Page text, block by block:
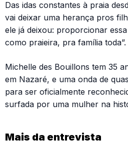
Das idas constantes à praia
vai deixar uma herança pros
ele já deixou: proporcionar
como praieira, pra família toda”.
Michelle des Bouillons tem 35
em Nazaré, e uma onda de
para ser oficialmente
surfada por uma mulher na
Mais da entrevista